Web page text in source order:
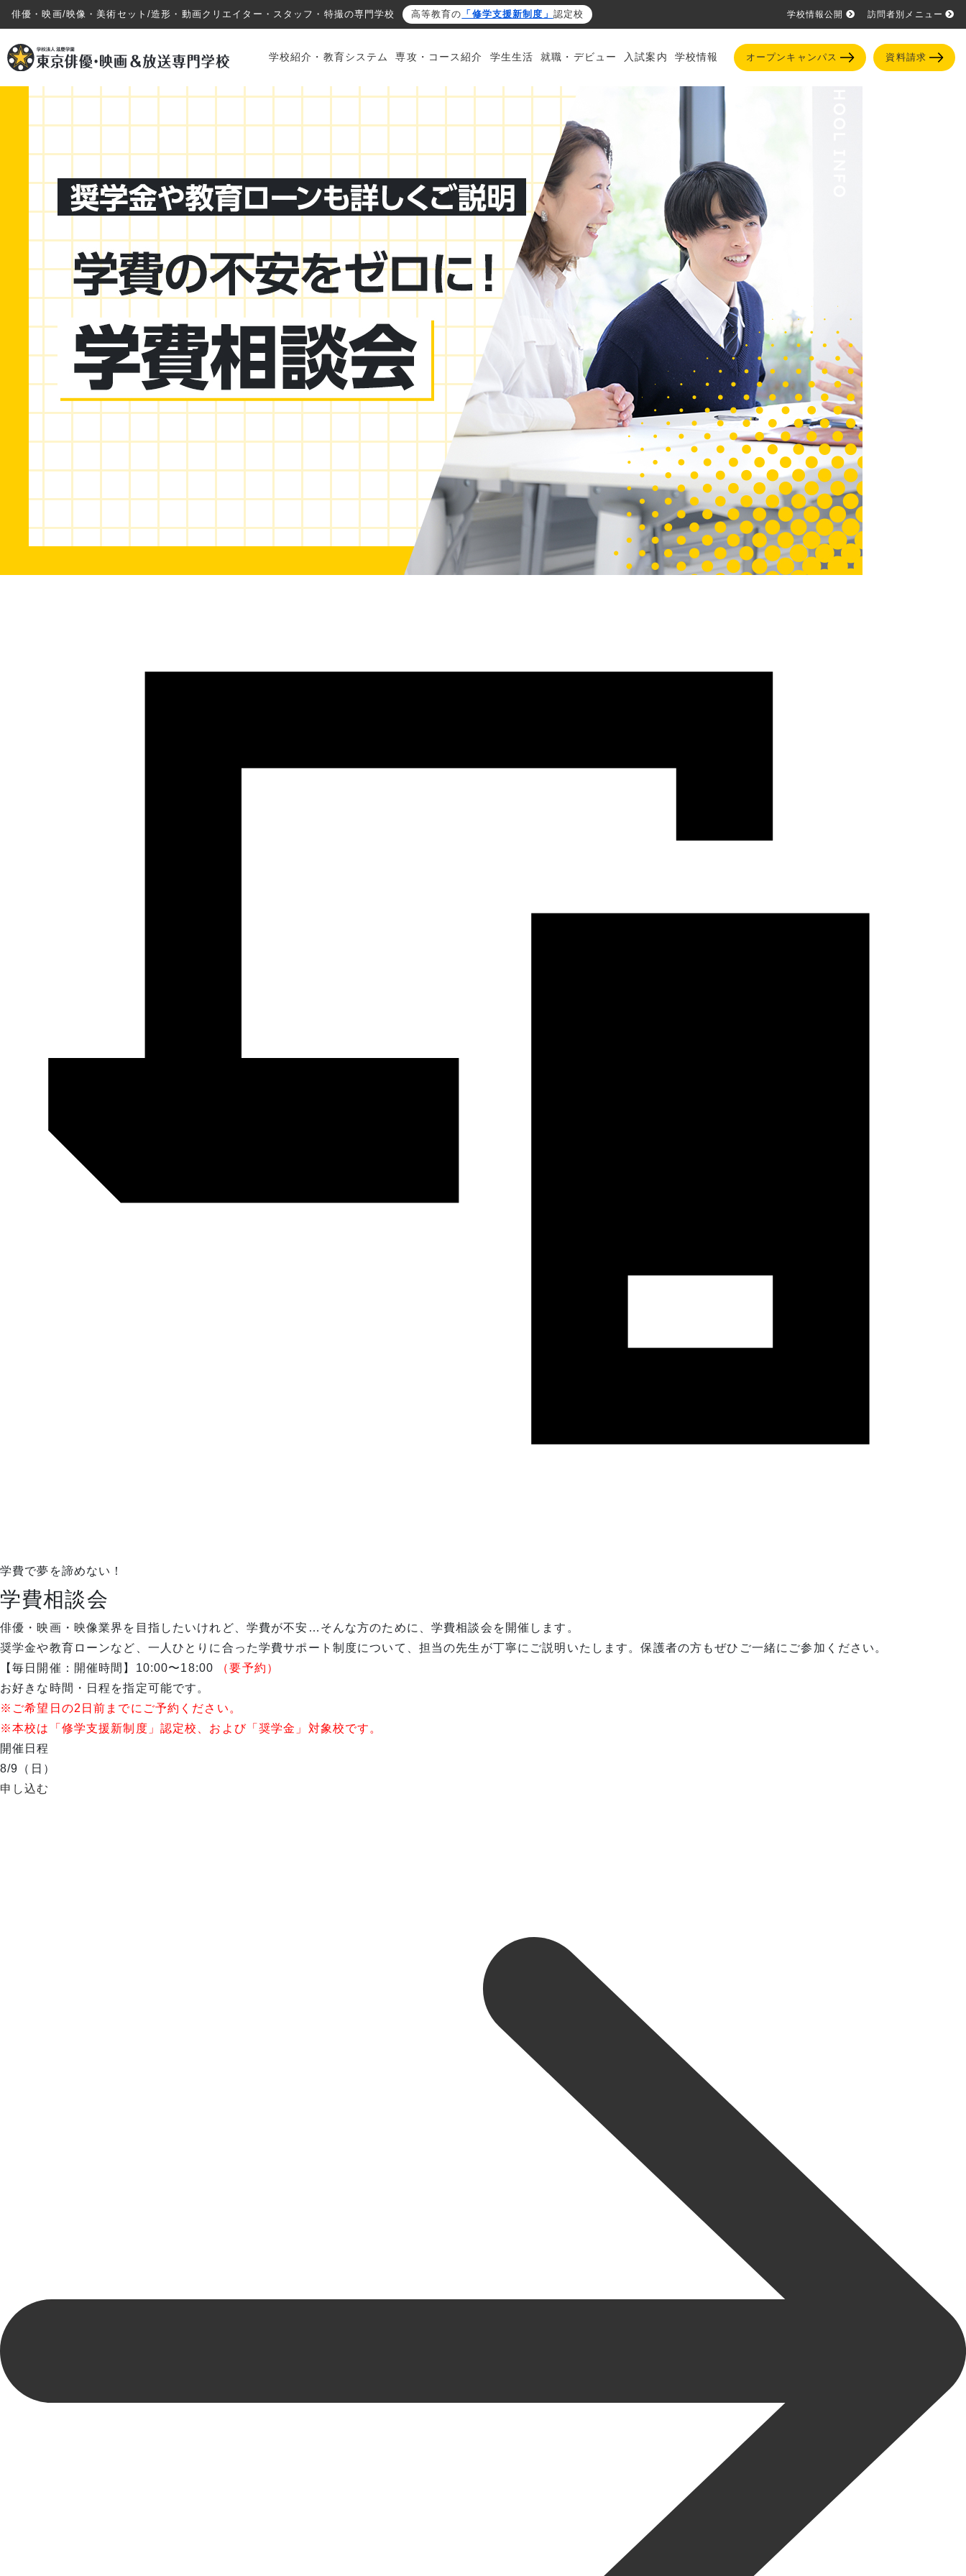
俳優・映画/映像・美術セット/造形・動画クリエイター・スタッフ・特撮の専門学校 高等教育の 「修学支援新制度」 認定校 学校情報公開 訪問者別メニュー
学校紹介・教育システム 専攻・コース紹介 学生生活 就職・デビュー 入試案内 学校情報 オープンキャンパス 資料請求
専攻・コース紹介
学生生活
就職・デビュー
学校情報
オープンキャンパス
訪問者別メニュー
学費で夢を諦めない！
学費相談会
俳優・映画・映像業界を目指したいけれど、学費が不安…そんな方のために、学費相談会を開催します。
奨学金や教育ローンなど、一人ひとりに合った学費サポート制度について、担当の先生が丁寧にご説明いたします。保護者の方もぜひご一緒にご参加ください。
【毎日開催：開催時間】10:00〜18:00
（要予約）
お好きな時間・日程を指定可能です。
※ご希望日の2日前までにご予約ください。
※本校は「修学支援新制度」認定校、および「奨学金」対象校です。
開催日程
8/9（日）
申し込む